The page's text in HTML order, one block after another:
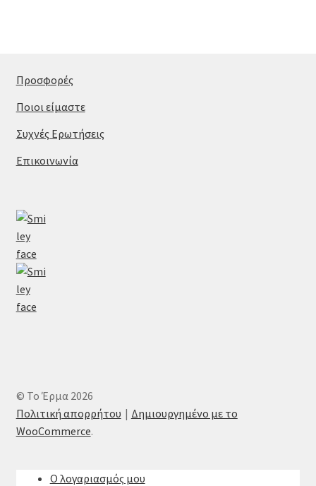
Προσφορές
Ποιοι είμαστε
Συχνές Ερωτήσεις
Επικοινωνία
© Το Έρμα 2026
Πολιτική απορρήτου
Δημιουργημένο με το
WooCommerce.
Ο λογαριασμός μου